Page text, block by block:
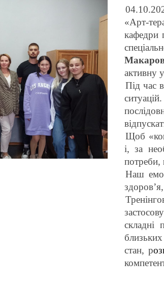
«Арт-
кафедри
активну
Під час
Щоб
і, за
потреби,
Наш
складні
стан, р